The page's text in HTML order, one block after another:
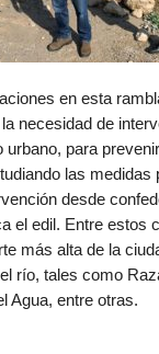
en esta
necesidad de
urbano, para
las medidas
desde
el edil. Entre estos
más alta de la
río, tales como
Agua, entre otras.